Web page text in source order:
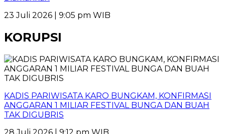
23 Juli 2026 | 9:05 pm WIB
KORUPSI
KADIS PARIWISATA KARO BUNGKAM, KONFIRMASI
ANGGARAN 1 MILIAR FESTIVAL BUNGA DAN BUAH
TAK DIGUBRIS
28 Juli 2026 | 9:12 pm WIB